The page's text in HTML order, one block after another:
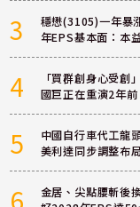
3
穩懋(3105)一年暴
年EPS基本面：本
4
「買群創身心受創
國巨正在重演2年
5
中國自行車代工龍
美利達同步調整布
6
金居、尖點腰斬後